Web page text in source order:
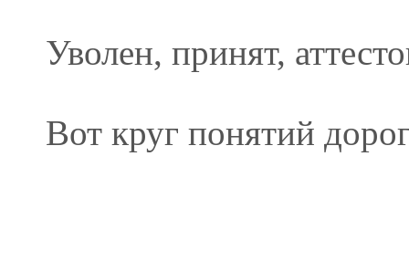
Уволен, принят,
Вот круг понятий